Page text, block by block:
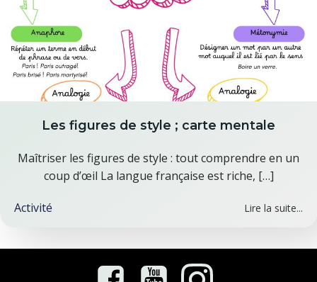
Les figures de style ; carte mentale
Maîtriser les figures de style : tout comprendre en un
coup d’œil La langue française est riche, […]
Activité Lire la suite...